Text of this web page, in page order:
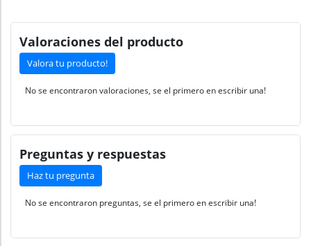
Valoraciones del producto
Valora tu producto!
No se encontraron valoraciones, se el primero en escribir una!
Preguntas y respuestas
Haz tu pregunta
No se encontraron preguntas, se el primero en escribir una!